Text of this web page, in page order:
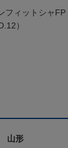
フィットシャFP
）
山形